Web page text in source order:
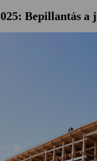
Bepillantás a